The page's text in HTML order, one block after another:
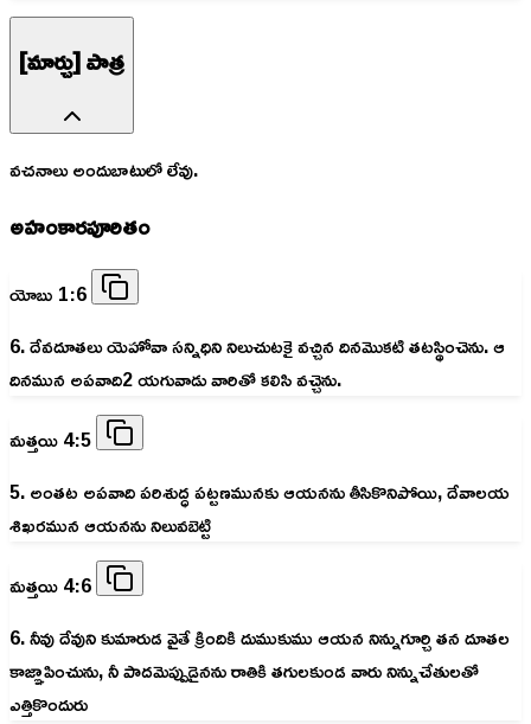
[మార్చు] పాత్ర
వచనాలు అందుబాటులో లేవు.
అహంకారపూరితం
యోబు 1:6
6. దేవదూతలు యెహోవా సన్నిధిని నిలుచుటకై వచ్చిన దినమొకటి తటస్థించెను. ఆ
దినమున అపవాది2 యగువాడు వారితో కలిసి వచ్చెను.
మత్తయి 4:5
5. అంతట అపవాది పరిశుద్ధ పట్టణమునకు ఆయనను తీసికొనిపోయి, దేవాలయ
శిఖరమున ఆయనను నిలువబెట్టి
మత్తయి 4:6
6. నీవు దేవుని కుమారుడ వైతే క్రిందికి దుముకుము ఆయన నిన్నుగూర్చి తన దూతల
కాజ్ఞాపించును, నీ పాదమెప్పుడైనను రాతికి తగులకుండ వారు నిన్నుచేతులతో
ఎత్తికొందురు